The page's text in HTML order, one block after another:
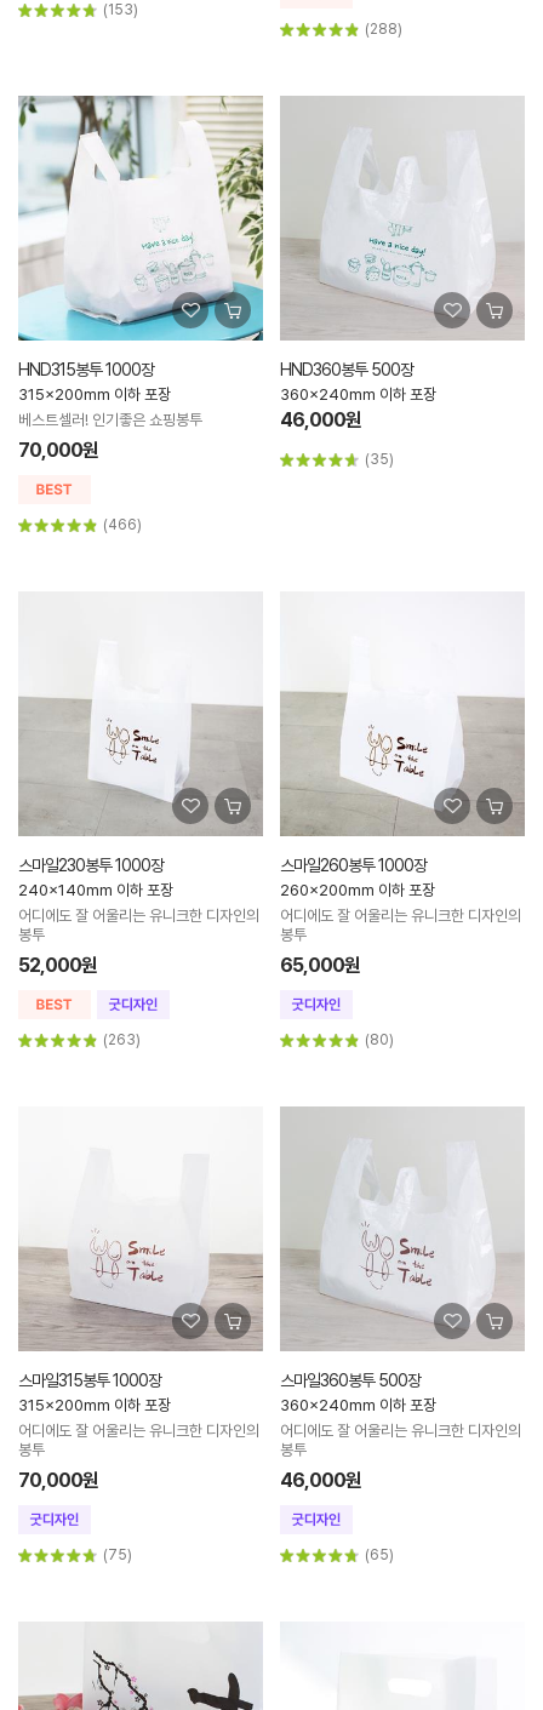
(153)
(288)
HND315봉투 1000장
315x200mm 이하 포장
베스트셀러! 인기좋은 쇼핑봉투
70,000원
(466)
HND360봉투 500장
360x240mm 이하 포장
46,000원
(35)
스마일230봉투 1000장
240x140mm 이하 포장
어디에도 잘 어울리는 유니크한 디자인의
봉투
52,000원
(263)
스마일260봉투 1000장
260x200mm 이하 포장
어디에도 잘 어울리는 유니크한 디자인의
봉투
65,000원
(80)
스마일315봉투 1000장
315x200mm 이하 포장
어디에도 잘 어울리는 유니크한 디자인의
봉투
70,000원
(75)
스마일360봉투 500장
360x240mm 이하 포장
어디에도 잘 어울리는 유니크한 디자인의
봉투
46,000원
(65)